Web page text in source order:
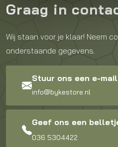
Graag in
Wij staan voor je klaar! Neem
onderstaande gegevens.
Stuur ons een e-mail
info@bykestore.nl
Geef ons een
036 5304422